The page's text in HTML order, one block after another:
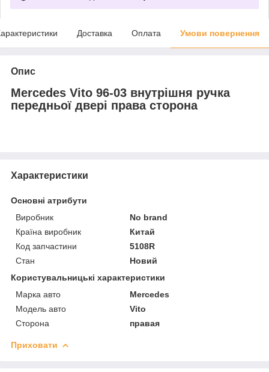
Доставка Оплата Умови повернення
Опис
Mercedes Vito 96-03 внутрішня ручка
передньої двері права сторона
Характеристики
Основні атрибути
Виробник
No brand
Країна виробник
Китай
Код запчастини
5108R
Стан
Новий
Користувальницькі характеристики
Марка авто
Mercedes
Модель авто
Vito
Сторона
правая
Приховати